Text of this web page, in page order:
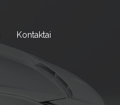
Kontaktai